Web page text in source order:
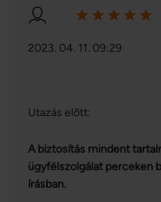
2023. 04. 11. 09:29
Utazás előtt:
A biztosítás mindent
ügyfélszolgálat perceken
írásban.